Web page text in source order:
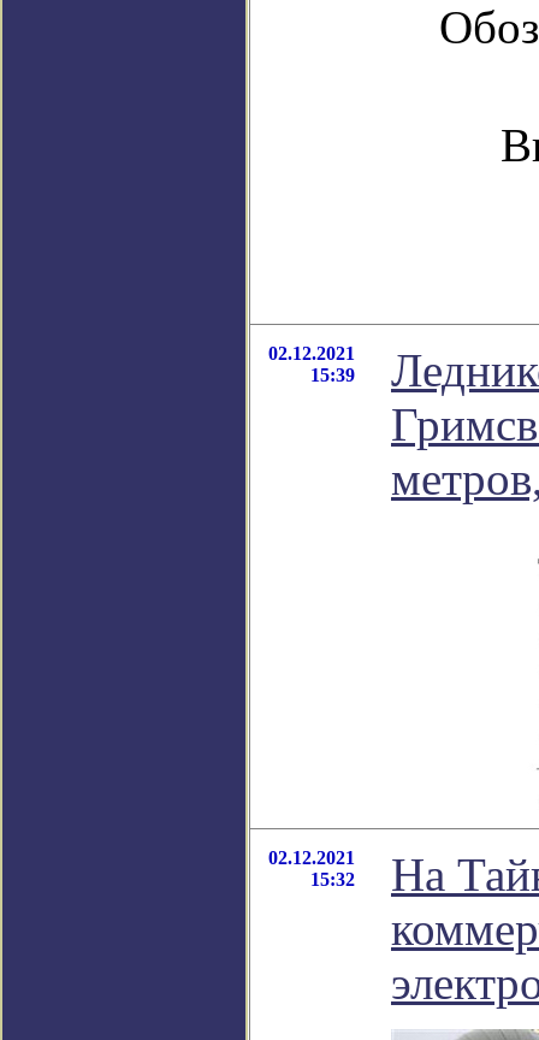
02.12.2021
15:39
02.12.2021
15:32
На